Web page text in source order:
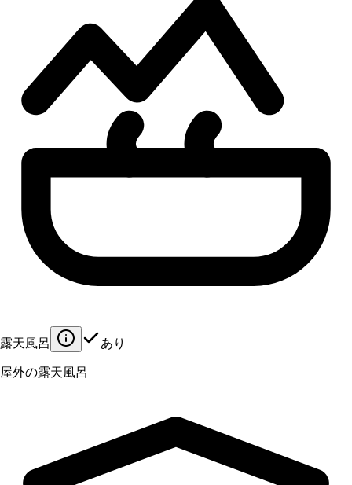
露天風呂 あり
屋外の露天風呂